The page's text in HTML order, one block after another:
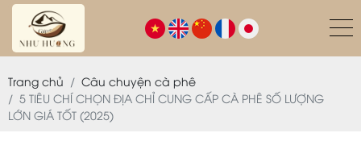
Trang chủ
Câu chuyện cà phê
5 TIÊU CHÍ CHỌN ĐỊA CHỈ CUNG CẤP CÀ PHÊ SỐ LƯỢNG
LỚN GIÁ TỐT (2025)